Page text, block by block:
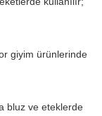
giyim ürünlerinde
bluz ve eteklerde